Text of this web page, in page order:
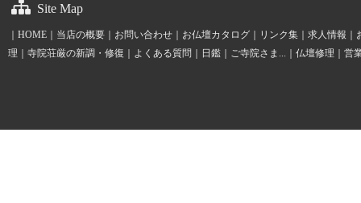
Site Map
｜ HOME ｜ 当店の概要 ｜ お問い合わせ ｜ お仏壇カタログ ｜ リンク集 ｜ 求人情報 ｜
理 ｜ 寺院荘厳の新調・修復 ｜ よくある質問 ｜ 日鑑 ｜ ご寺院さま... ｜ 仏壇修理 ｜ 営